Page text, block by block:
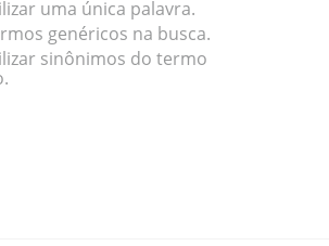
uma única palavra.
genéricos na busca.
sinônimos do termo